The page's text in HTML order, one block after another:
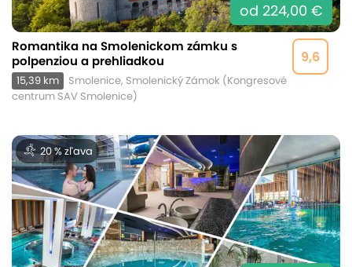
od 224,00 €
9,6
Romantika na Smolenickom zámku s
polpenziou a prehliadkou
15,39 km
Smolenice, Smolenický Zámok (Kongresové
centrum SAV Smolenice)
20 % zľava